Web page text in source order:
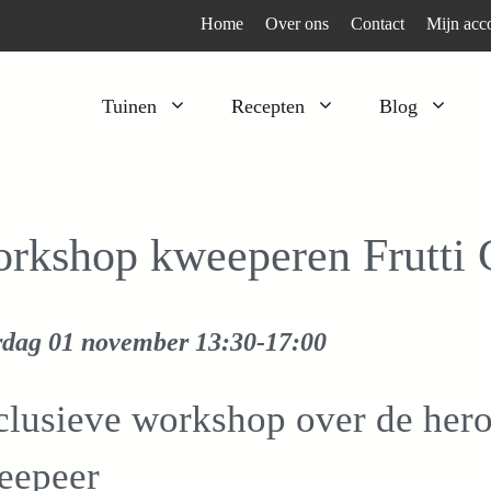
Home Over ons Contact Mijn
Tuinen Recepten Blog
Kruiden
Verfplanten
Peulgroenten
Bladgroenten
kweeperen Frutti
01 november 13:30-17:00
workshop over de